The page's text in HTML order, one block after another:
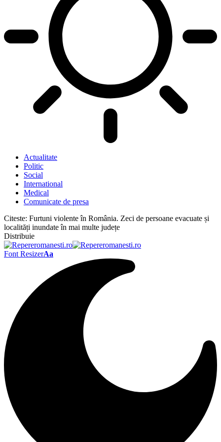
Actualitate
Politic
Social
International
Medical
Comunicate de presa
Citeste: Furtuni violente în România. Zeci de persoane evacuate și
localități inundate în mai multe județe
Distribuie
Font ResizerAa